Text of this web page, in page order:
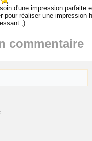
d'une impression parfaite
pour réaliser une impression
;)
commentaire